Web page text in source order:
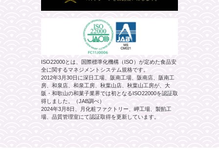
ISO22000とは、国際標準化機構（ISO）が定めた食品安
全に関するマネジメントシステム規格です。
2012年3月30日に深日工場、阪南工場、阪南店、阪南工
房、和泉店、和泉工房、秋葉山店、秋葉山工房が、大
阪・和歌山の和菓子業界では初となるISO22000を認証取
得しました。（JAB調べ）
2024年3月8日、月化粧ファクトリー、岬工場、製餡工
場、品質管理室にて認証取得を更新しています。